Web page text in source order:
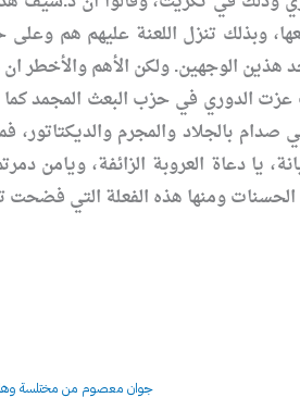
وبذلك تنزل اللعنة عليهم هم وعلى
هذين الوجهين. ولكن الأهم والأخطر
الدوري في حزب البعث المجمد كما
صدام بالجلاد والمجرم
دعاة العروبة الزائفة، ويامن
ومنها هذه الفعلة التي فضحت
جوان معصوم من مختلسة